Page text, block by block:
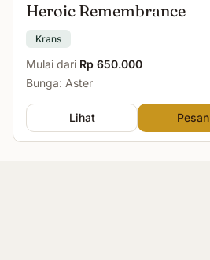
Heroic Remembrance
Krans
Mulai dari Rp 650.000
Bunga: Aster
Lihat Pesan